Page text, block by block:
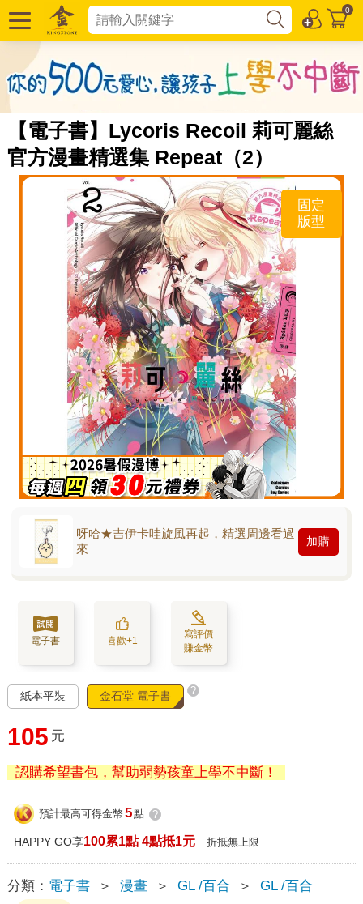
0
【電子書】Lycoris Recoil 莉可麗絲
官方漫畫精選集 Repeat（2）
固定
版型
呀哈★吉伊卡哇旋風再起，精選周邊看過
來
加購
電子書 喜歡+1
寫評價
賺金幣
紙本平裝 金石堂 電子書 ?
105 元
認購希望書包，幫助弱勢孩童上學不中斷！
預計最高可得金幣 5點 ?
HAPPY GO享100累1點 4點抵1元 折抵無上限
分類： 電子書 ＞ 漫畫 ＞ GL /百合 ＞ GL /百合